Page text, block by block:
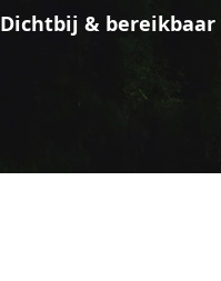
Dichtbij & bereikbaar